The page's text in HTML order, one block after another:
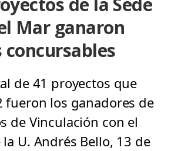
Mar ganaron
de 41 proyectos que
fueron los ganadores de
de Vinculación con el
U. Andrés Bello, 13 de